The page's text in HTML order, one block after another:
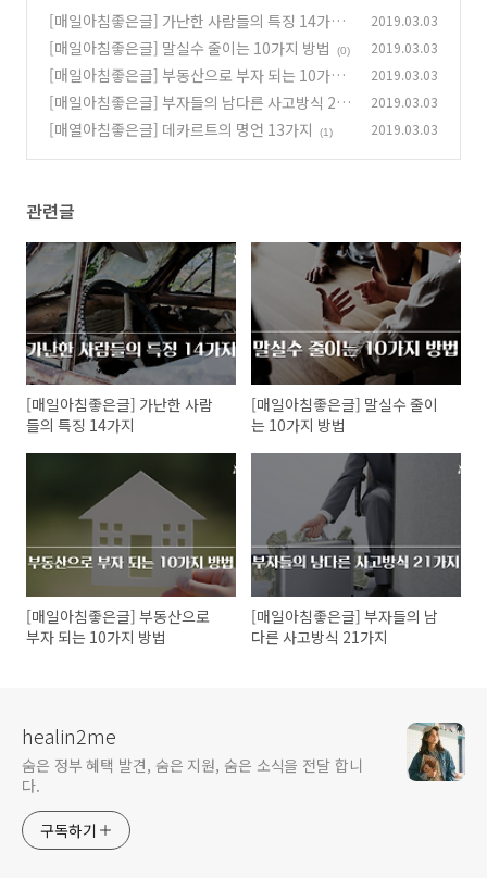
[매일아침좋은글] 가난한 사람들의 특징 14가지
(0)
2019.03.03
[매일아침좋은글] 말실수 줄이는 10가지 방법 (0) 2019.03.03
[매일아침좋은글] 부동산으로 부자 되는 10가지
방법
(0)
2019.03.03
[매일아침좋은글] 부자들의 남다른 사고방식 21
가지 (0)
2019.03.03
[매열아침좋은글] 데카르트의 명언 13가지 (1) 2019.03.03
관련글
[매일아침좋은글] 가난한 사람
들의 특징 14가지
[매일아침좋은글] 말실수 줄이
는 10가지 방법
[매일아침좋은글] 부동산으로
부자 되는 10가지 방법
[매일아침좋은글] 부자들의 남
다른 사고방식 21가지
healin2me
숨은 정부 혜택 발견, 숨은 지원, 숨은 소식을 전달 합니
다.
구독하기